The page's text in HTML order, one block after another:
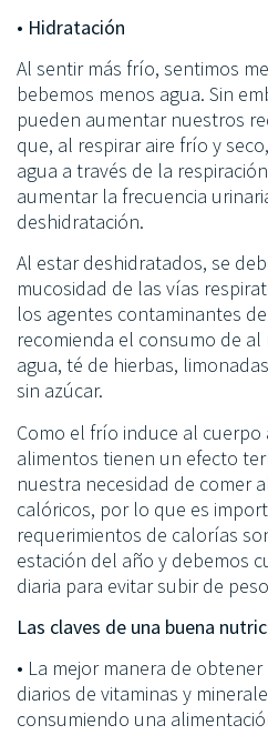
• Hidratación
Al sentir más frío, sentimos
bebemos menos agua. Sin
pueden aumentar nuestros
que, al respirar aire frío y
agua a través de la
aumentar la frecuencia
deshidratación.
Al estar deshidratados, se
mucosidad de las vías
los agentes contaminantes
recomienda el consumo de
agua, té de hierbas,
sin azúcar.
Como el frío induce al cuerpo
alimentos tienen un efecto
nuestra necesidad de comer
calóricos, por lo que es
requerimientos de calorías
estación del año y debemos
diaria para evitar subir de
Las claves de una buena
• La mejor manera de
diarios de vitaminas y
consumiendo una